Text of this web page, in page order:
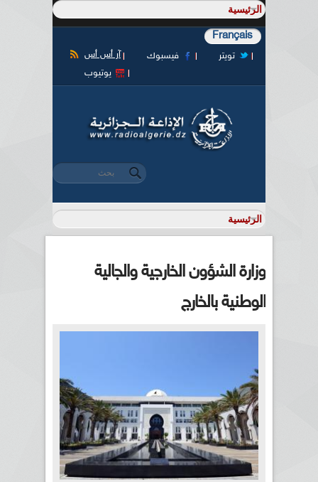
Français
آر أس أس فيسبوك
تويتر
يوتيوب
استمارة البحث
‏بحث ‏
وزارة الشؤون الخارجية والجالية
الوطنية بالخارج